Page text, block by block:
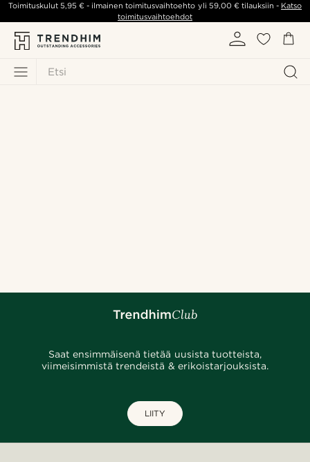
Etsi
Toimituskulut5,95 € - ilmainen toimitusvaihtoehto yli 59,00 €tilauksiin - Katso
toimitusvaihtoehdot
Saat ensimmäisenä tietää uusista tuotteista,
viimeisimmistä trendeistä & erikoistarjouksista.
LIITY